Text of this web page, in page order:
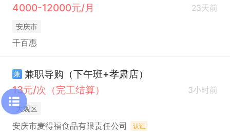
4000-12000元/月
23天前
安庆市
千百惠
兼 兼职导购（下午班+孝肃店）
13元/次（完工结算）
3小时前
大观区
安庆市麦得福食品有限责任公司 认证